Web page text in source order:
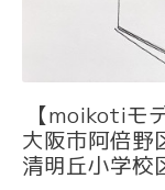
【moikotiモ
大阪市阿倍野
清明丘小学校